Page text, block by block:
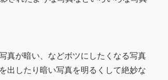
真が暗い、などボツにしたくなる写真
出したり暗い写真を明るくして絶妙な